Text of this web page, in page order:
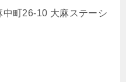
中町26-10 大麻ステーシ